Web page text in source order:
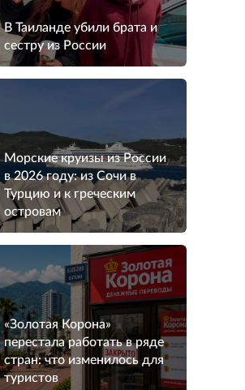
В Таиланде убили брата и
сестру из России
Морские круизы из России
в 2026 году: из Сочи в
Турцию и к греческим
островам
«Золотая Корона»
перестала работать в ряде
стран: что изменилось для
туристов